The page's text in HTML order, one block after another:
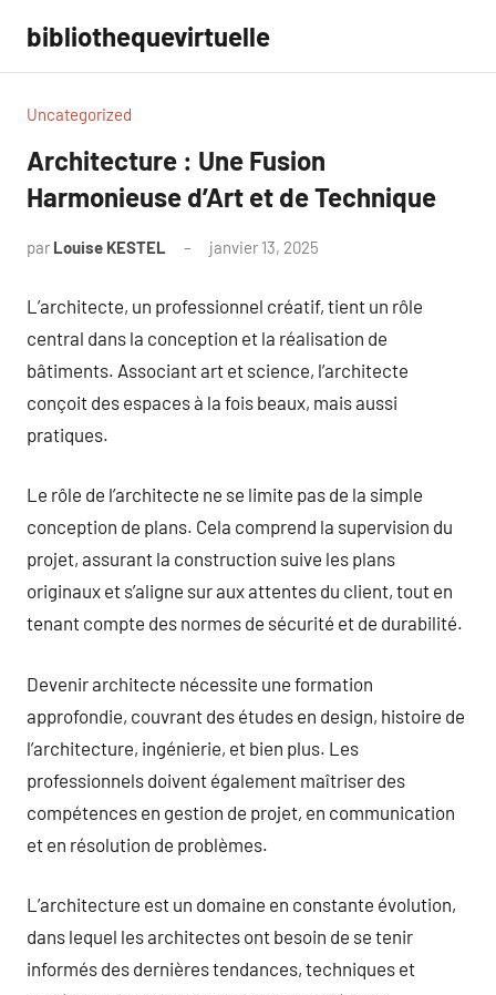
contenu
bibliothequevirtuelle
Uncategorized
Architecture : Une Fusion
Harmonieuse d’Art et de Technique
par Louise KESTEL janvier 13, 2025
L’architecte, un professionnel créatif, tient un rôle
central dans la conception et la réalisation de
bâtiments. Associant art et science, l’architecte
conçoit des espaces à la fois beaux, mais aussi
pratiques.
Le rôle de l’architecte ne se limite pas de la simple
conception de plans. Cela comprend la supervision du
projet, assurant la construction suive les plans
originaux et s’aligne sur aux attentes du client, tout en
tenant compte des normes de sécurité et de durabilité.
Devenir architecte nécessite une formation
approfondie, couvrant des études en design, histoire de
l’architecture, ingénierie, et bien plus. Les
professionnels doivent également maîtriser des
compétences en gestion de projet, en communication
et en résolution de problèmes.
L’architecture est un domaine en constante évolution,
dans lequel les architectes ont besoin de se tenir
informés des dernières tendances, techniques et